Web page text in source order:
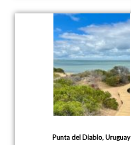
Punta del Diablo, Uruguay